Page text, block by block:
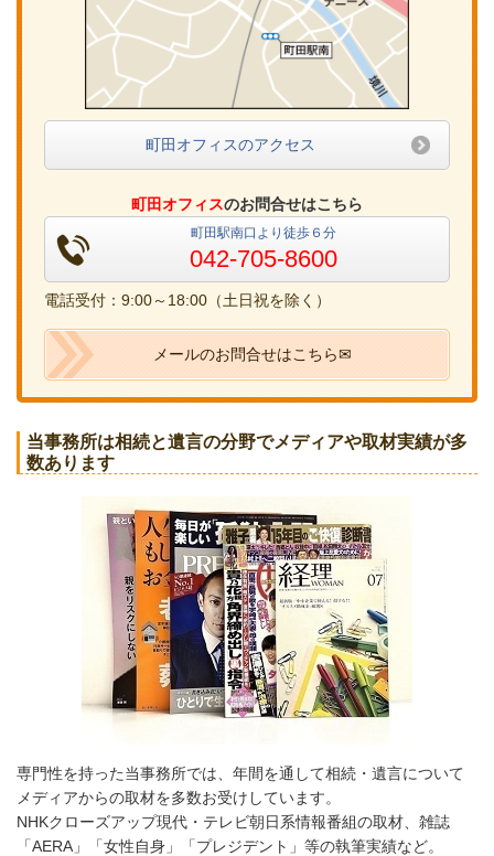
町田オフィスのアクセス
町田オフィスのお問合せはこちら
町田駅南口より徒歩６分
042-705-8600
電話受付：9:00～18:00（土日祝を除く）
メールのお問合せはこちら✉
当事務所は相続と遺言の分野でメディアや取材実績が多
数あります
専門性を持った当事務所では、年間を通して相続・遺言について
メディアからの取材を多数お受けしています。
NHKクローズアップ現代・テレビ朝日系情報番組の取材、雑誌
「AERA」「女性自身」「プレジデント」等の執筆実績など。